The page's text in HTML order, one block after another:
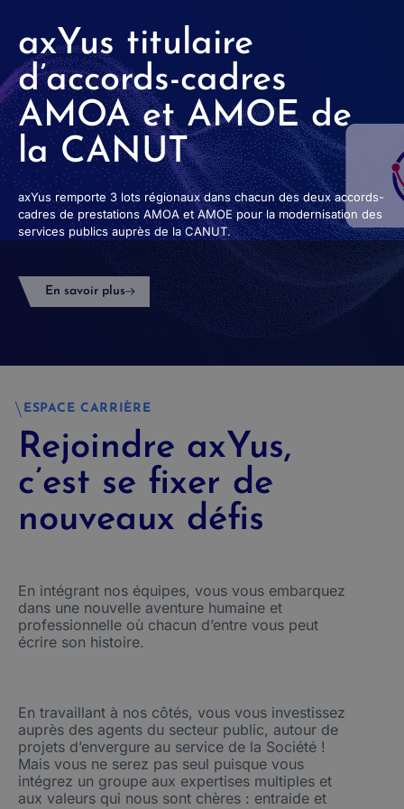
axYus titulaire
d’accords-cadres
AMOA et AMOE de
la CANUT
axYus remporte 3 lots régionaux dans chacun des deux accords-
cadres de prestations AMOA et AMOE pour la modernisation des
services publics auprès de la CANUT.
En savoir plus
ESPACE CARRIÈRE
Rejoindre axYus,
c’est se fixer de
nouveaux défis
En intégrant nos équipes, vous vous embarquez
dans une nouvelle aventure humaine et
professionnelle où chacun d’entre vous peut
écrire son histoire.
En travaillant à nos côtés, vous vous investissez
auprès des agents du secteur public, autour de
projets d’envergure au service de la Société !
Mais vous ne serez pas seul puisque vous
intégrez un groupe aux expertises multiples et
aux valeurs qui nous sont chères : entraide et